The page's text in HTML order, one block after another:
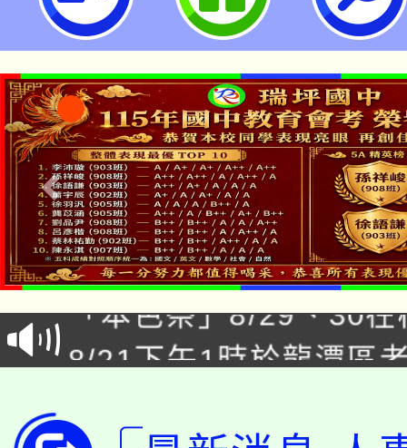
市立瑞坪國民中學
公告本校115學年度第
代理(課)教師甄選結果
告(尚有缺額)
「本色祭」8/29、30在
場熱烈登場!
8/21下午1時於龍潭區
8月14至27日，桃園電